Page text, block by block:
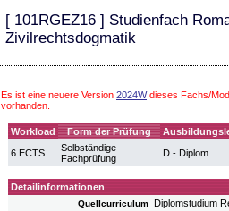
[ 101RGEZ16 ] Studienfach
Zivilrechtsdogmatik
Es ist eine neuere Version 2024Wdieses Fachs/
vorhanden.
Workload Form der Prüfung
6 ECTS
Selbständige
Fachprüfung
D - Diplom
Detailinformationen
Quellcurriculum Diplomstudium